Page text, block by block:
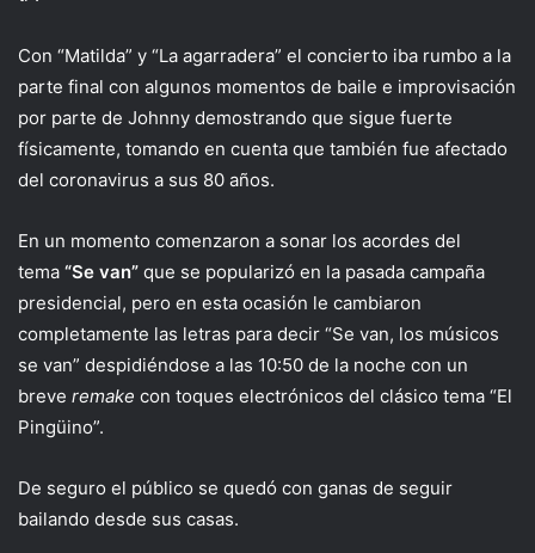
Con “Matilda” y “La agarradera” el concierto iba rumbo a la
parte final con algunos momentos de baile e improvisación
por parte de Johnny demostrando que sigue fuerte
físicamente, tomando en cuenta que también fue afectado
del coronavirus a sus 80 años.
En un momento comenzaron a sonar los acordes del
tema “Se van” que se popularizó en la pasada campaña
presidencial, pero en esta ocasión le cambiaron
completamente las letras para decir “Se van, los músicos
se van” despidiéndose a las 10:50 de la noche con un
breve remake con toques electrónicos del clásico tema “El
Pingüino”.
De seguro el público se quedó con ganas de seguir
bailando desde sus casas.